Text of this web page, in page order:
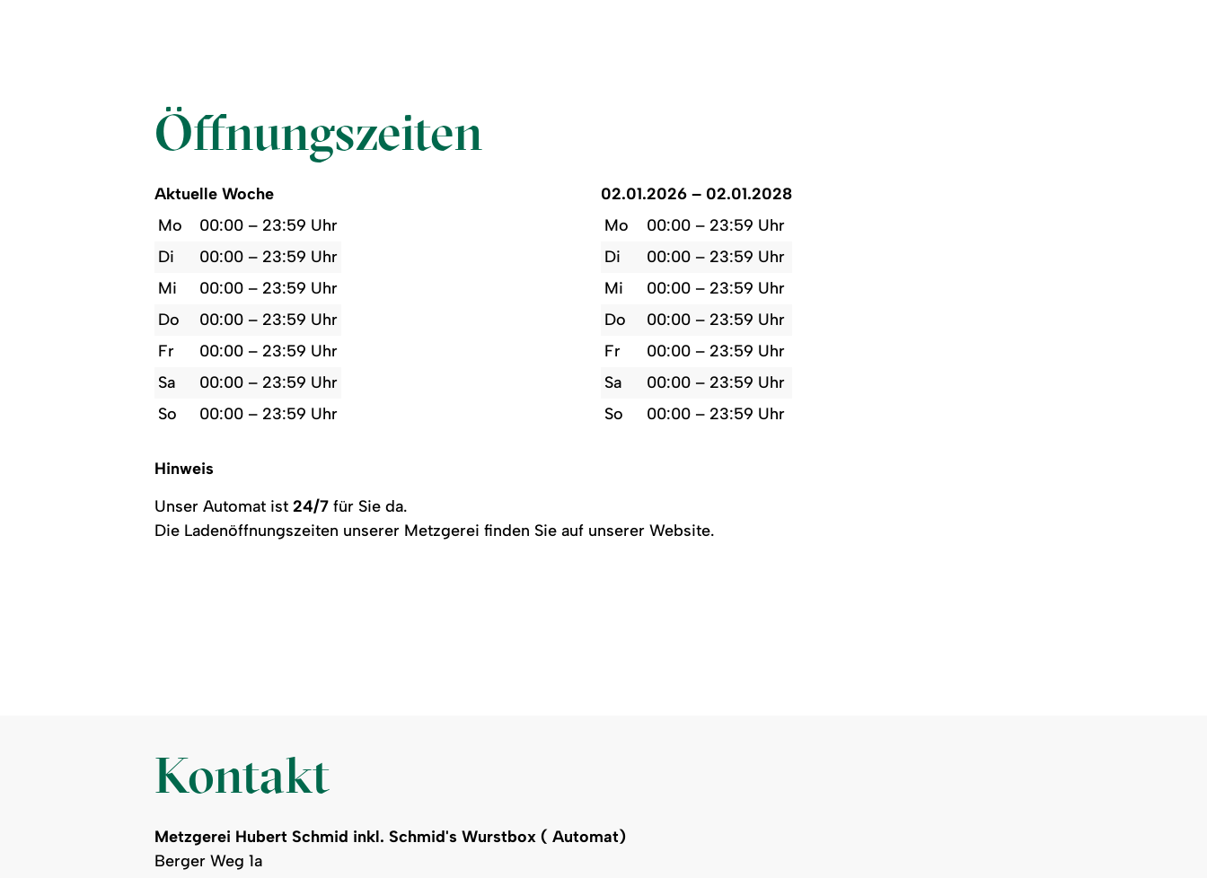
Öffnungszeiten
Aktuelle Woche
Mo
00:00 – 23:59 Uhr
Di
00:00 – 23:59 Uhr
Mi
00:00 – 23:59 Uhr
Do
00:00 – 23:59 Uhr
Fr
00:00 – 23:59 Uhr
Sa
00:00 – 23:59 Uhr
So
00:00 – 23:59 Uhr
02.01.2026 – 02.01.2028
Mo
00:00 – 23:59 Uhr
Di
00:00 – 23:59 Uhr
Mi
00:00 – 23:59 Uhr
Do
00:00 – 23:59 Uhr
Fr
00:00 – 23:59 Uhr
Sa
00:00 – 23:59 Uhr
So
00:00 – 23:59 Uhr
Hinweis
Unser Automat ist 24/7für Sie da.
Die Ladenöffnungszeiten unserer Metzgerei finden Sie auf unserer Website.
Kontakt
Metzgerei Hubert Schmid inkl. Schmid's Wurstbox ( Automat)
Berger Weg 1a